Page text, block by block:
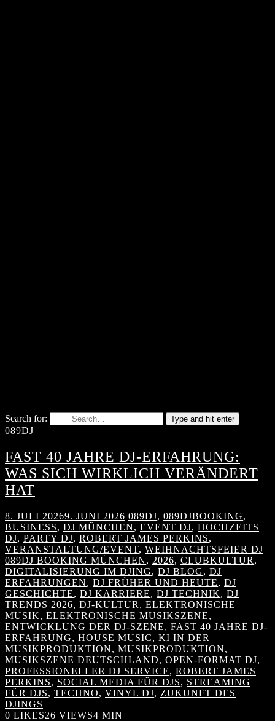
Search for: Type and hit enter
089DJ
FAST 40 JAHRE DJ-ERFAHRUNG:
WAS SICH WIRKLICH VERÄNDERT
HAT
8. JULI 20269. JUNI 2026 089DJ, 089DJBOOKING,
BUSINESS, DJ MÜNCHEN, EVENT DJ, HOCHZEITS
DJ, PARTY DJ, ROBERT JAMES PERKINS,
VERANSTALTUNG/EVENT, WEIHNACHTSFEIER DJ
089DJ BOOKING MÜNCHEN, 2026, CLUBKULTUR ,
DIGITALISIERUNG IM DJING, DJ BLOG, DJ
ERFAHRUNGEN, DJ FRÜHER UND HEUTE, DJ
GESCHICHTE, DJ KARRIERE, DJ TECHNIK, DJ
TRENDS 2026, DJ-KULTUR , ELEKTRONISCHE
MUSIK, ELEKTRONISCHE MUSIKSZENE,
ENTWICKLUNG DER DJ-SZENE, FAST 40 JAHRE DJ-
ERFAHRUNG, HOUSE MUSIC, KI IN DER
MUSIKPRODUKTION, MUSIKPRODUKTION,
MUSIKSZENE DEUTSCHLAND, OPEN-FORMAT DJ,
PROFESSIONELLER DJ SERVICE, ROBERT JAMES
PERKINS, SOCIAL MEDIA FÜR DJS, STREAMING
FÜR DJS, TECHNO, VINYL DJ, ZUKUNFT DES
DJINGS
0 LIKES26 VIEWS4 MIN